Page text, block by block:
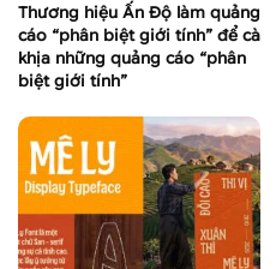
Thương hiệu Ấn Độ làm quảng
cáo “phân biệt giới tính” để cà
khịa những quảng cáo “phân
biệt giới tính”